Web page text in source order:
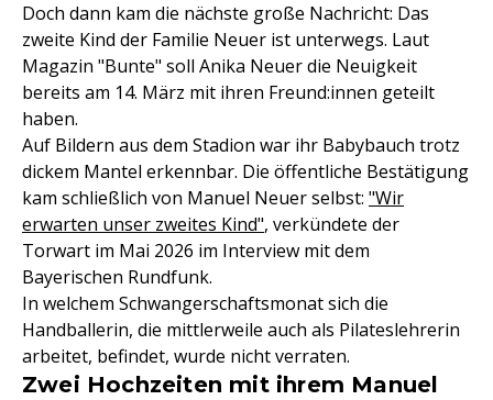
Doch dann kam die nächste große Nachricht: Das
zweite Kind der Familie Neuer ist unterwegs. Laut
Magazin "Bunte" soll Anika Neuer die Neuigkeit
bereits am 14. März mit ihren Freund:innen geteilt
haben.
Auf Bildern aus dem Stadion war ihr Babybauch trotz
dickem Mantel erkennbar. Die öffentliche Bestätigung
kam schließlich von Manuel Neuer selbst: "Wir
erwarten unser zweites Kind", verkündete der
Torwart im Mai 2026 im Interview mit dem
Bayerischen Rundfunk.
In welchem Schwangerschaftsmonat sich die
Handballerin, die mittlerweile auch als Pilateslehrerin
arbeitet, befindet, wurde nicht verraten.
Zwei Hochzeiten mit ihrem Manuel